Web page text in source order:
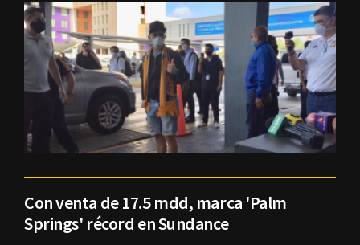
Con venta de 17.5 mdd, marca 'Palm
Springs' récord en Sundance